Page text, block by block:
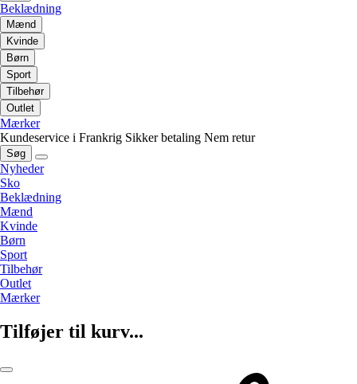
Beklædning
Mænd
Kvinde
Børn
Sport
Tilbehør
Outlet
Mærker
Kundeservice i Frankrig Sikker betaling Nem retur
Søg
Nyheder
Sko
Beklædning
Mænd
Kvinde
Børn
Sport
Tilbehør
Outlet
Mærker
Tilføjer til kurv...